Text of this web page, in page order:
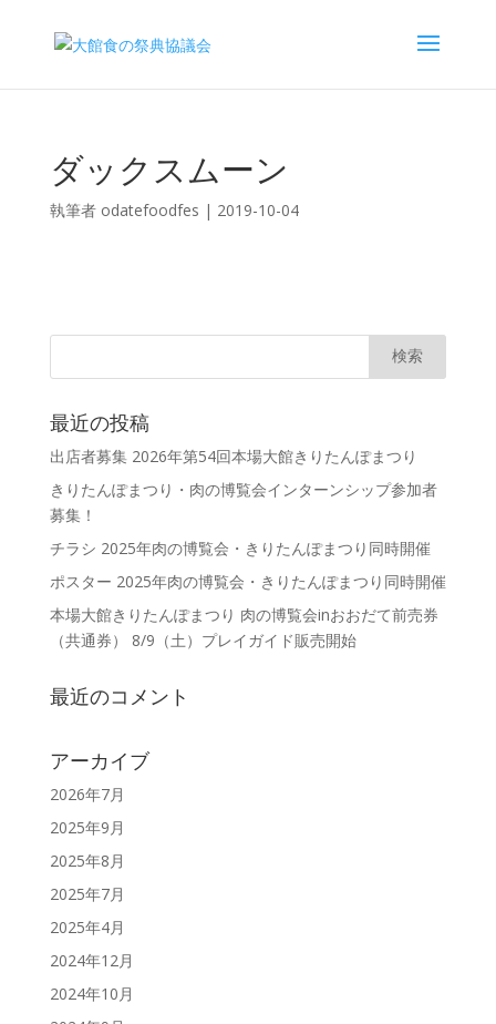
ダックスムーン
執筆者 odatefoodfes | 2019-10-04
最近の投稿
出店者募集 2026年第54回本場大館きりたんぽまつり
きりたんぽまつり・肉の博覧会インターンシップ参加者
募集！
チラシ 2025年肉の博覧会・きりたんぽまつり同時開催
ポスター 2025年肉の博覧会・きりたんぽまつり同時開催
本場大館きりたんぽまつり 肉の博覧会inおおだて前売券
（共通券） 8/9（土）プレイガイド販売開始
最近のコメント
アーカイブ
2026年7月
2025年9月
2025年8月
2025年7月
2025年4月
2024年12月
2024年10月